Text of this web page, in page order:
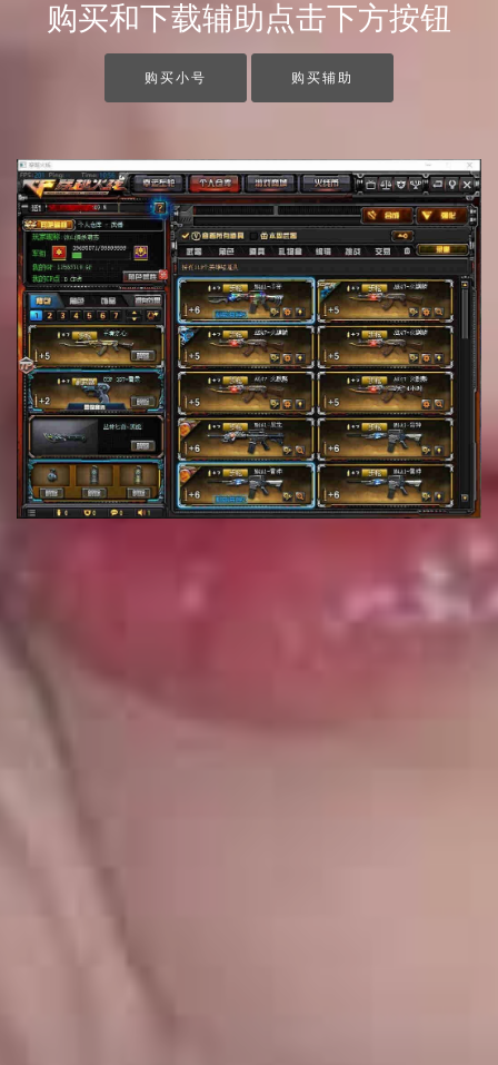
购买和下载辅助点击下方按钮
购买小号 购买辅助